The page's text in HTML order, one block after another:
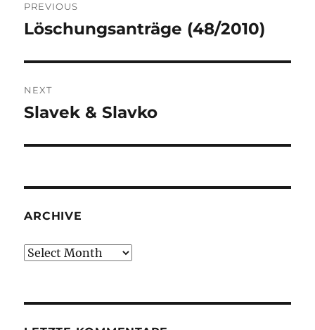
navigation
PREVIOUS
Previous
Löschungsanträge (48/2010)
NEXT
Next
Slavek & Slavko
ARCHIVE
Archive